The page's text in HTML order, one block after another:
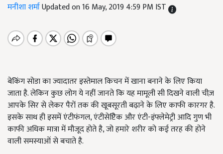
मनीशा शर्माUpdated on 16 May, 2019 4:59 PM IST
बेकिंग सोडा का ज्यादातर इस्तेमाल किचन में खाना बनाने के लिए किया
जाता है. लेकिन कुछ लोग ये नहीं जानते कि यह मामूली सी दिखने वाली चीज़
आपके सिर से लेकर पैरों तक की खूबसूरती बढ़ाने के लिए काफी कारगर है.
इसके साथ ही इसमें एंटीफंगल,एंटीसेप्टिेक और एंटी-इंफ्लेमेट्री आदि गुण भी
काफी अधिक मात्रा में मौजूद होते है,जो हमारे शरीर को कई तरह की होने
वाली समस्याओं से बचाते है.